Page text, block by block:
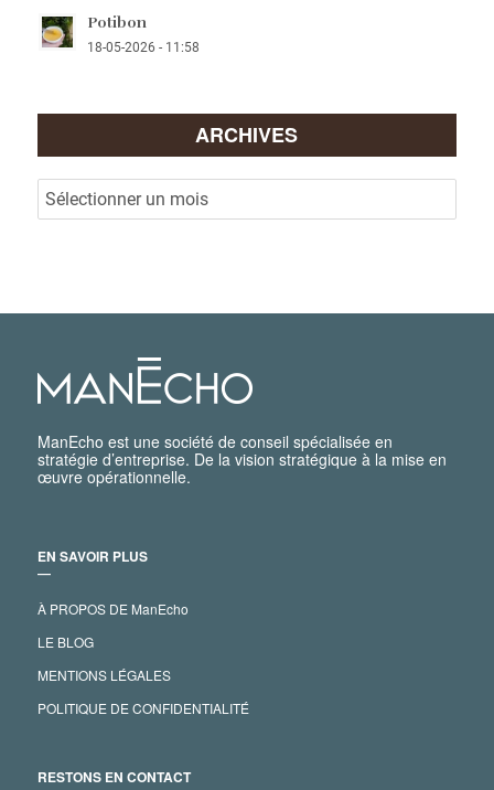
Potibon
18-05-2026 - 11:58
ARCHIVES
ManEcho est une société de conseil spécialisée en
stratégie d’entreprise. De la vision stratégique à la mise en
œuvre opérationnelle.
EN SAVOIR PLUS
―
À PROPOS DE ManEcho
LE BLOG
MENTIONS LÉGALES
POLITIQUE DE CONFIDENTIALITÉ
RESTONS EN CONTACT